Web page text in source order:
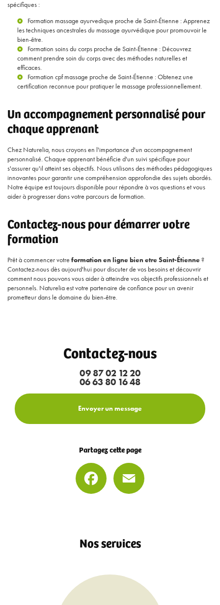
spécifiques :
Formation massage ayurvedique proche de Saint-Étienne : Apprenez
les techniques ancestrales du massage ayurvédique pour promouvoir le
bien-être.
Formation soins du corps proche de Saint-Étienne : Découvrez
comment prendre soin du corps avec des méthodes naturelles et
efficaces.
Formation cpf massage proche de Saint-Étienne : Obtenez une
certification reconnue pour pratiquer le massage professionnellement.
Un accompagnement personnalisé pour
chaque apprenant
Chez Naturelia, nous croyons en l'importance d'un accompagnement
personnalisé. Chaque apprenant bénéficie d'un suivi spécifique pour
s'assurer qu'il atteint ses objectifs. Nous utilisons des méthodes pédagogiques
innovantes pour garantir une compréhension approfondie des sujets abordés.
Notre équipe est toujours disponible pour répondre à vos questions et vous
aider à progresser dans votre parcours de formation.
Contactez-nous pour démarrer votre
formation
Prêt à commencer votre formation en ligne bien etre Saint-Étienne?
Contactez-nous dès aujourd'hui pour discuter de vos besoins et découvrir
comment nous pouvons vous aider à atteindre vos objectifs professionnels et
personnels. Naturelia est votre partenaire de confiance pour un avenir
prometteur dans le domaine du bien-être.
Contactez-nous
09 87 02 12 20
06 63 80 16 48
Envoyer un message
Partagez cette page
Facebook
Nos services